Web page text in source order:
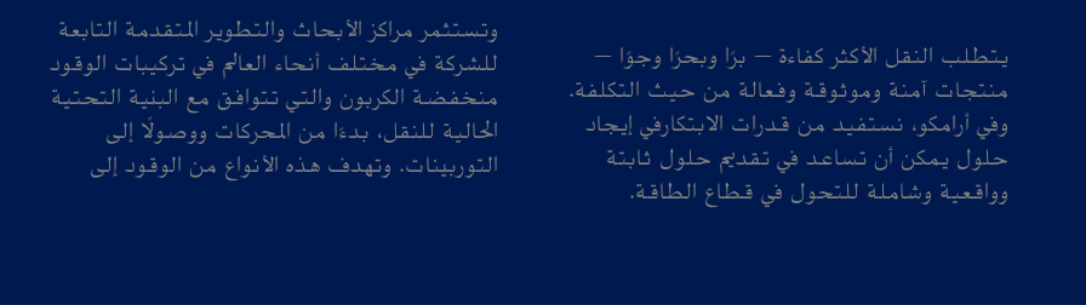
يتطلب النقل الأكثر كفاءة — برًا وبحرًا وجوًا —
منتجات آمنة وموثوقة وفعالة من حيث التكلفة.
وفي أرامكو، نستفيد من قدرات الابتكارفي إيجاد
حلول يمكن أن تساعد في تقديم حلول ثابتة
وواقعية وشاملة للتحول في قطاع الطاقة.
وتستثمر مراكز الأبحاث والتطوير المتقدمة التابعة
للشركة في مختلف أنحاء العالم في تركيبات الوقود
منخفضة الكربون والتي تتوافق مع البنية التحتية
الحالية للنقل، بدءًا من المحركات ووصولًا إلى
التوربينات. وتهدف هذه الأنواع من الوقود إلى
المساعدة في الحد من انبعاثات الكربون، الناتجة عن